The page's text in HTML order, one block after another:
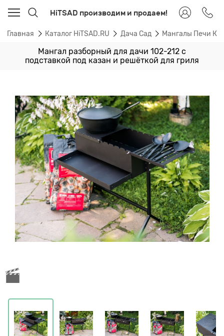
HiTSAD производим и продаем!
Главная Каталог HiTSAD.RU Дача Сад Мангалы Печи
Мангал разборный для дачи 102-212 с
подставкой под казан и решёткой для гриля